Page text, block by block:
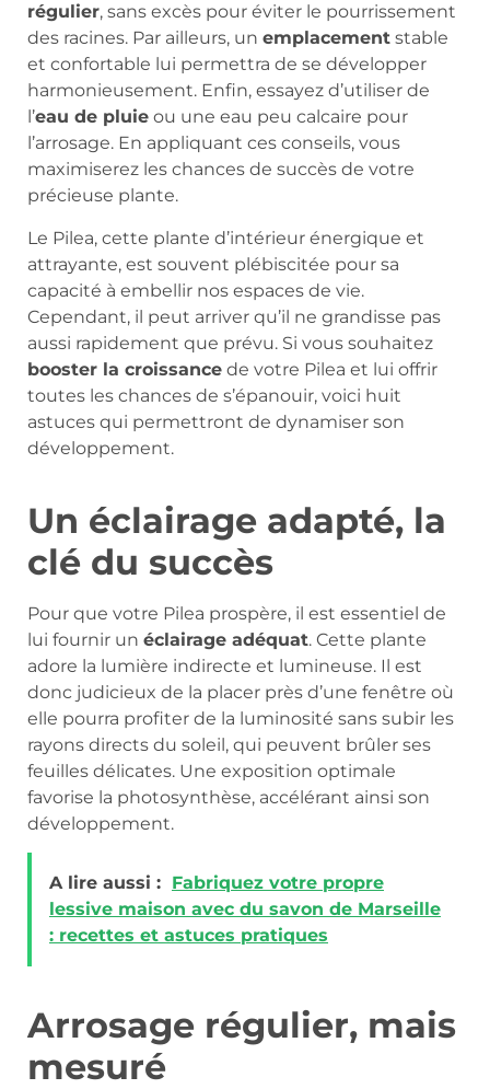
régulier, sans excès pour éviter le pourrissement
des racines. Par ailleurs, un emplacement stable
et confortable lui permettra de se développer
harmonieusement. Enfin, essayez d’utiliser de
l’eau de pluie ou une eau peu calcaire pour
l’arrosage. En appliquant ces conseils, vous
maximiserez les chances de succès de votre
précieuse plante.
Le Pilea, cette plante d’intérieur énergique et
attrayante, est souvent plébiscitée pour sa
capacité à embellir nos espaces de vie.
Cependant, il peut arriver qu’il ne grandisse pas
aussi rapidement que prévu. Si vous souhaitez
booster la croissance de votre Pilea et lui offrir
toutes les chances de s’épanouir, voici huit
astuces qui permettront de dynamiser son
développement.
Un éclairage adapté, la
clé du succès
Pour que votre Pilea prospère, il est essentiel de
lui fournir un éclairage adéquat. Cette plante
adore la lumière indirecte et lumineuse. Il est
donc judicieux de la placer près d’une fenêtre où
elle pourra profiter de la luminosité sans subir les
rayons directs du soleil, qui peuvent brûler ses
feuilles délicates. Une exposition optimale
favorise la photosynthèse, accélérant ainsi son
développement.
A lire aussi : Fabriquez votre propre
lessive maison avec du savon de Marseille
: recettes et astuces pratiques
Arrosage régulier, mais
mesuré